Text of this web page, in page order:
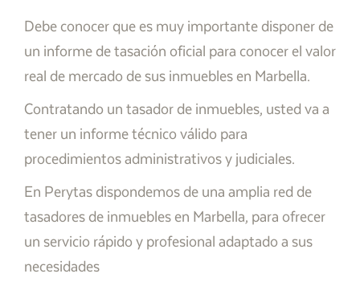
Debe conocer que es muy importante disponer de
un informe de tasación oficial para conocer el valor
real de mercado de sus inmuebles en Marbella.
Contratando un tasador de inmuebles, usted va a
tener un informe técnico válido para
procedimientos administrativos y judiciales.
En Perytas dispondemos de una amplia red de
tasadores de inmuebles en Marbella, para ofrecer
un servicio rápido y profesional adaptado a sus
necesidades